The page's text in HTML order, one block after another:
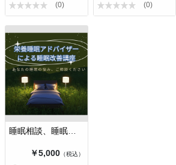
(0) (0)
￥5,000（税込）